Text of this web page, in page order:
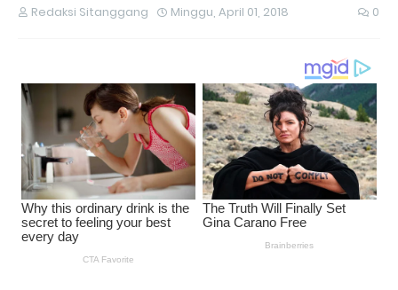
Redaksi Sitanggang Minggu, April 01, 2018 0